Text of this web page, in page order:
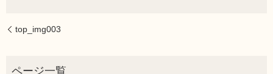
top_img003